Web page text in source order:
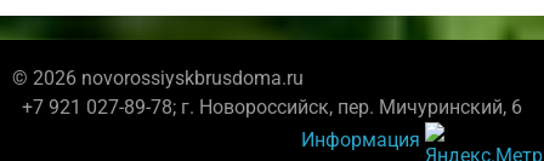
© 2026 novorossiyskbrusdoma.ru
+7 921 027-89-78; г. Новороссийск, пер. Мичуринский, 6
Информация